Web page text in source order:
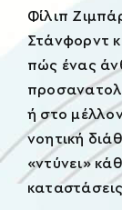
Φίλιπ
Στάνφορντ
πώς ένας
ή στο
νοητική
«ντύνει»